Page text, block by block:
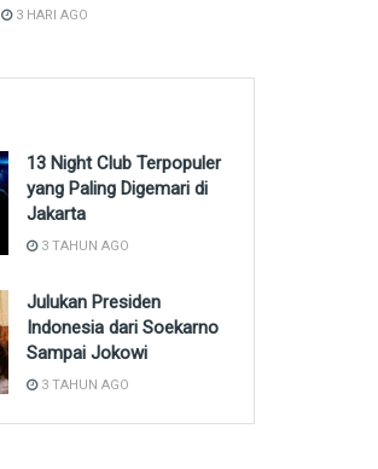
3 HARI AGO
13 Night Club Terpopuler
yang Paling Digemari di
Jakarta
3 TAHUN AGO
Julukan Presiden
Indonesia dari Soekarno
Sampai Jokowi
3 TAHUN AGO